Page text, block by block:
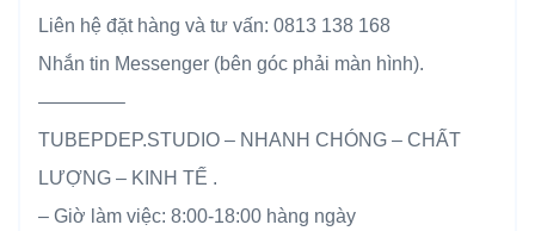
Liên hệ đặt hàng và tư vấn: 0813 138 168
Nhắn tin Messenger (bên góc phải màn hình).
————–
TUBEPDEP.STUDIO – NHANH CHÓNG – CHẤT
LƯỢNG – KINH TẾ .
– Giờ làm việc: 8:00-18:00 hàng ngày